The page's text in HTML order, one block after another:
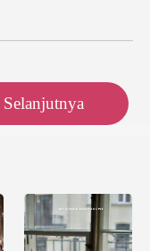
Selanjutnya